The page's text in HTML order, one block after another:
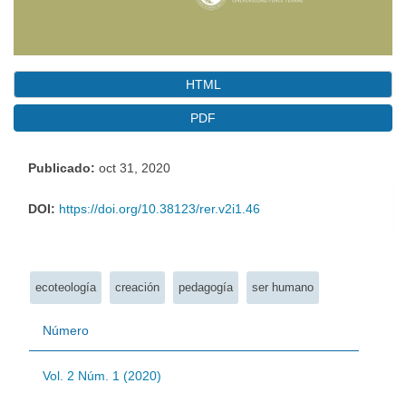
HTML
PDF
Publicado: oct 31, 2020
DOI: https://doi.org/10.38123/rer.v2i1.46
ecoteología creación pedagogía ser humano
Número
Vol. 2 Núm. 1 (2020)